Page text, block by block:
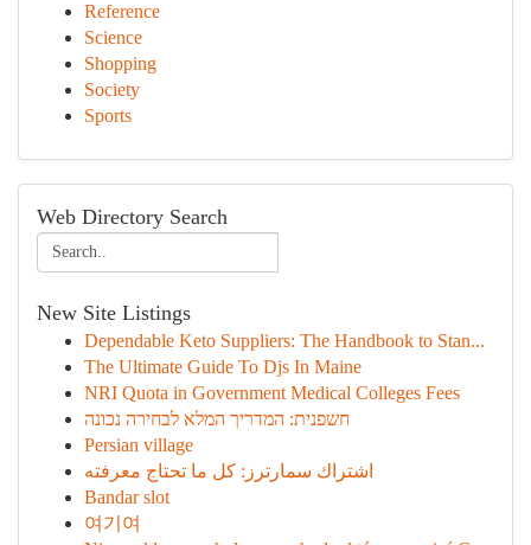
Reference
Science
Shopping
Society
Sports
Web Directory Search
New Site Listings
Dependable Keto Suppliers: The Handbook to Stan...
The Ultimate Guide To Djs In Maine
NRI Quota in Government Medical Colleges Fees
חשפנית: המדריך המלא לבחירה נכונה
Persian village
اشتراك سمارترز: كل ما تحتاج معرفته
Bandar slot
여기여